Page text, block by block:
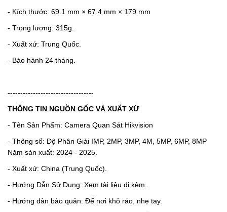
- Kích thước: 69.1 mm × 67.4 mm × 179 mm
- Trọng lượng: 315g.
- Xuất xứ: Trung Quốc.
- Bảo hành 24 tháng.
----------------------------------
THÔNG TIN NGUỒN GỐC VÀ XUẤT XỨ
- Tên Sản Phẩm: Camera Quan Sát Hikvision
- Thông số: Độ Phân Giải IMP, 2MP, 3MP, 4M, 5MP, 6MP, 8MP
Năm sản xuất: 2024 - 2025.
- Xuất xứ: China (Trung Quốc).
- Hướng Dẫn Sử Dụng: Xem tài liệu di kèm.
- Hướng dản bảo quản: Để nơi khô ráo, nhẹ tay.